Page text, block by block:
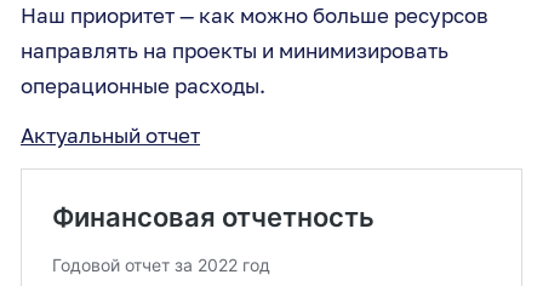
Наш приоритет — как можно больше ресурсов
направлять на проекты и минимизировать
операционные расходы.
Актуальный отчет